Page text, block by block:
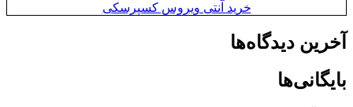
خرید آنتی ویروس کسپرسکی
آخرین دیدگاه‌ها
بایگانی‌ها